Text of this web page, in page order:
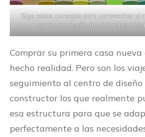
Siga estos consejos para aprovechar al
centro de diseño de viviendas de
Comprar su primera casa nueva
hecho realidad. Pero son los
seguimiento al centro de diseño
constructor los que realmente
esa estructura para que se
perfectamente a las